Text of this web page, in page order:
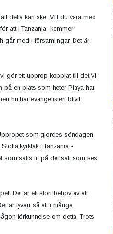
detta kan ske. Vill du vara med
att i Tanzania kommer
går med i församlingar. Det är
gör ett upprop kopplat till det.Vi
på en plats som heter Piaya har
nu har evangelisten blivit
som gjordes söndagen
kyrktak i Tanzania -
som sätts in på det sätt som ses
Det är ett stort behov av att
är tyvärr så att i många
förkunnelse om detta. Trots